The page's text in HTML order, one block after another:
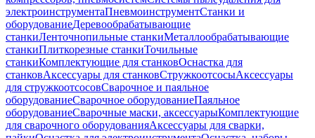
электроинструментаПневмоинструментСтанки и
оборудованиеДеревообрабатывающие
станкиЛенточнопильные станкиМеталлообрабатывающие
станкиПлиткорезные станкиТочильные
станкиКомплектующие для станковОснастка для
станковАксессуары для станковСтружкоотсосыАксессуары
для стружкоотсосовСварочное и паяльное
оборудованиеСварочное оборудованиеПаяльное
оборудованиеСварочные маски, аксессуарыКомплектующие
для сварочного оборудованияАксессуары для сварки,